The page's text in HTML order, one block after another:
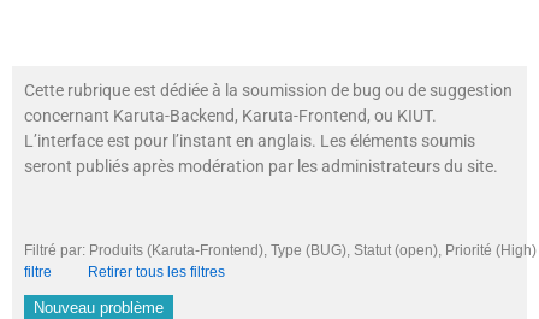
Cette rubrique est dédiée à la soumission de bug ou de suggestion
concernant Karuta-Backend, Karuta-Frontend, ou KIUT.
L’interface est pour l’instant en anglais. Les éléments soumis
seront publiés après modération par les administrateurs du site.
Filtré par: Produits (Karuta-Frontend), Type (BUG), Statut (open), Priorité
filtre
Retirer tous les filtres
Nouveau problème